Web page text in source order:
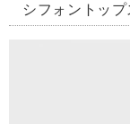
シフォントッ